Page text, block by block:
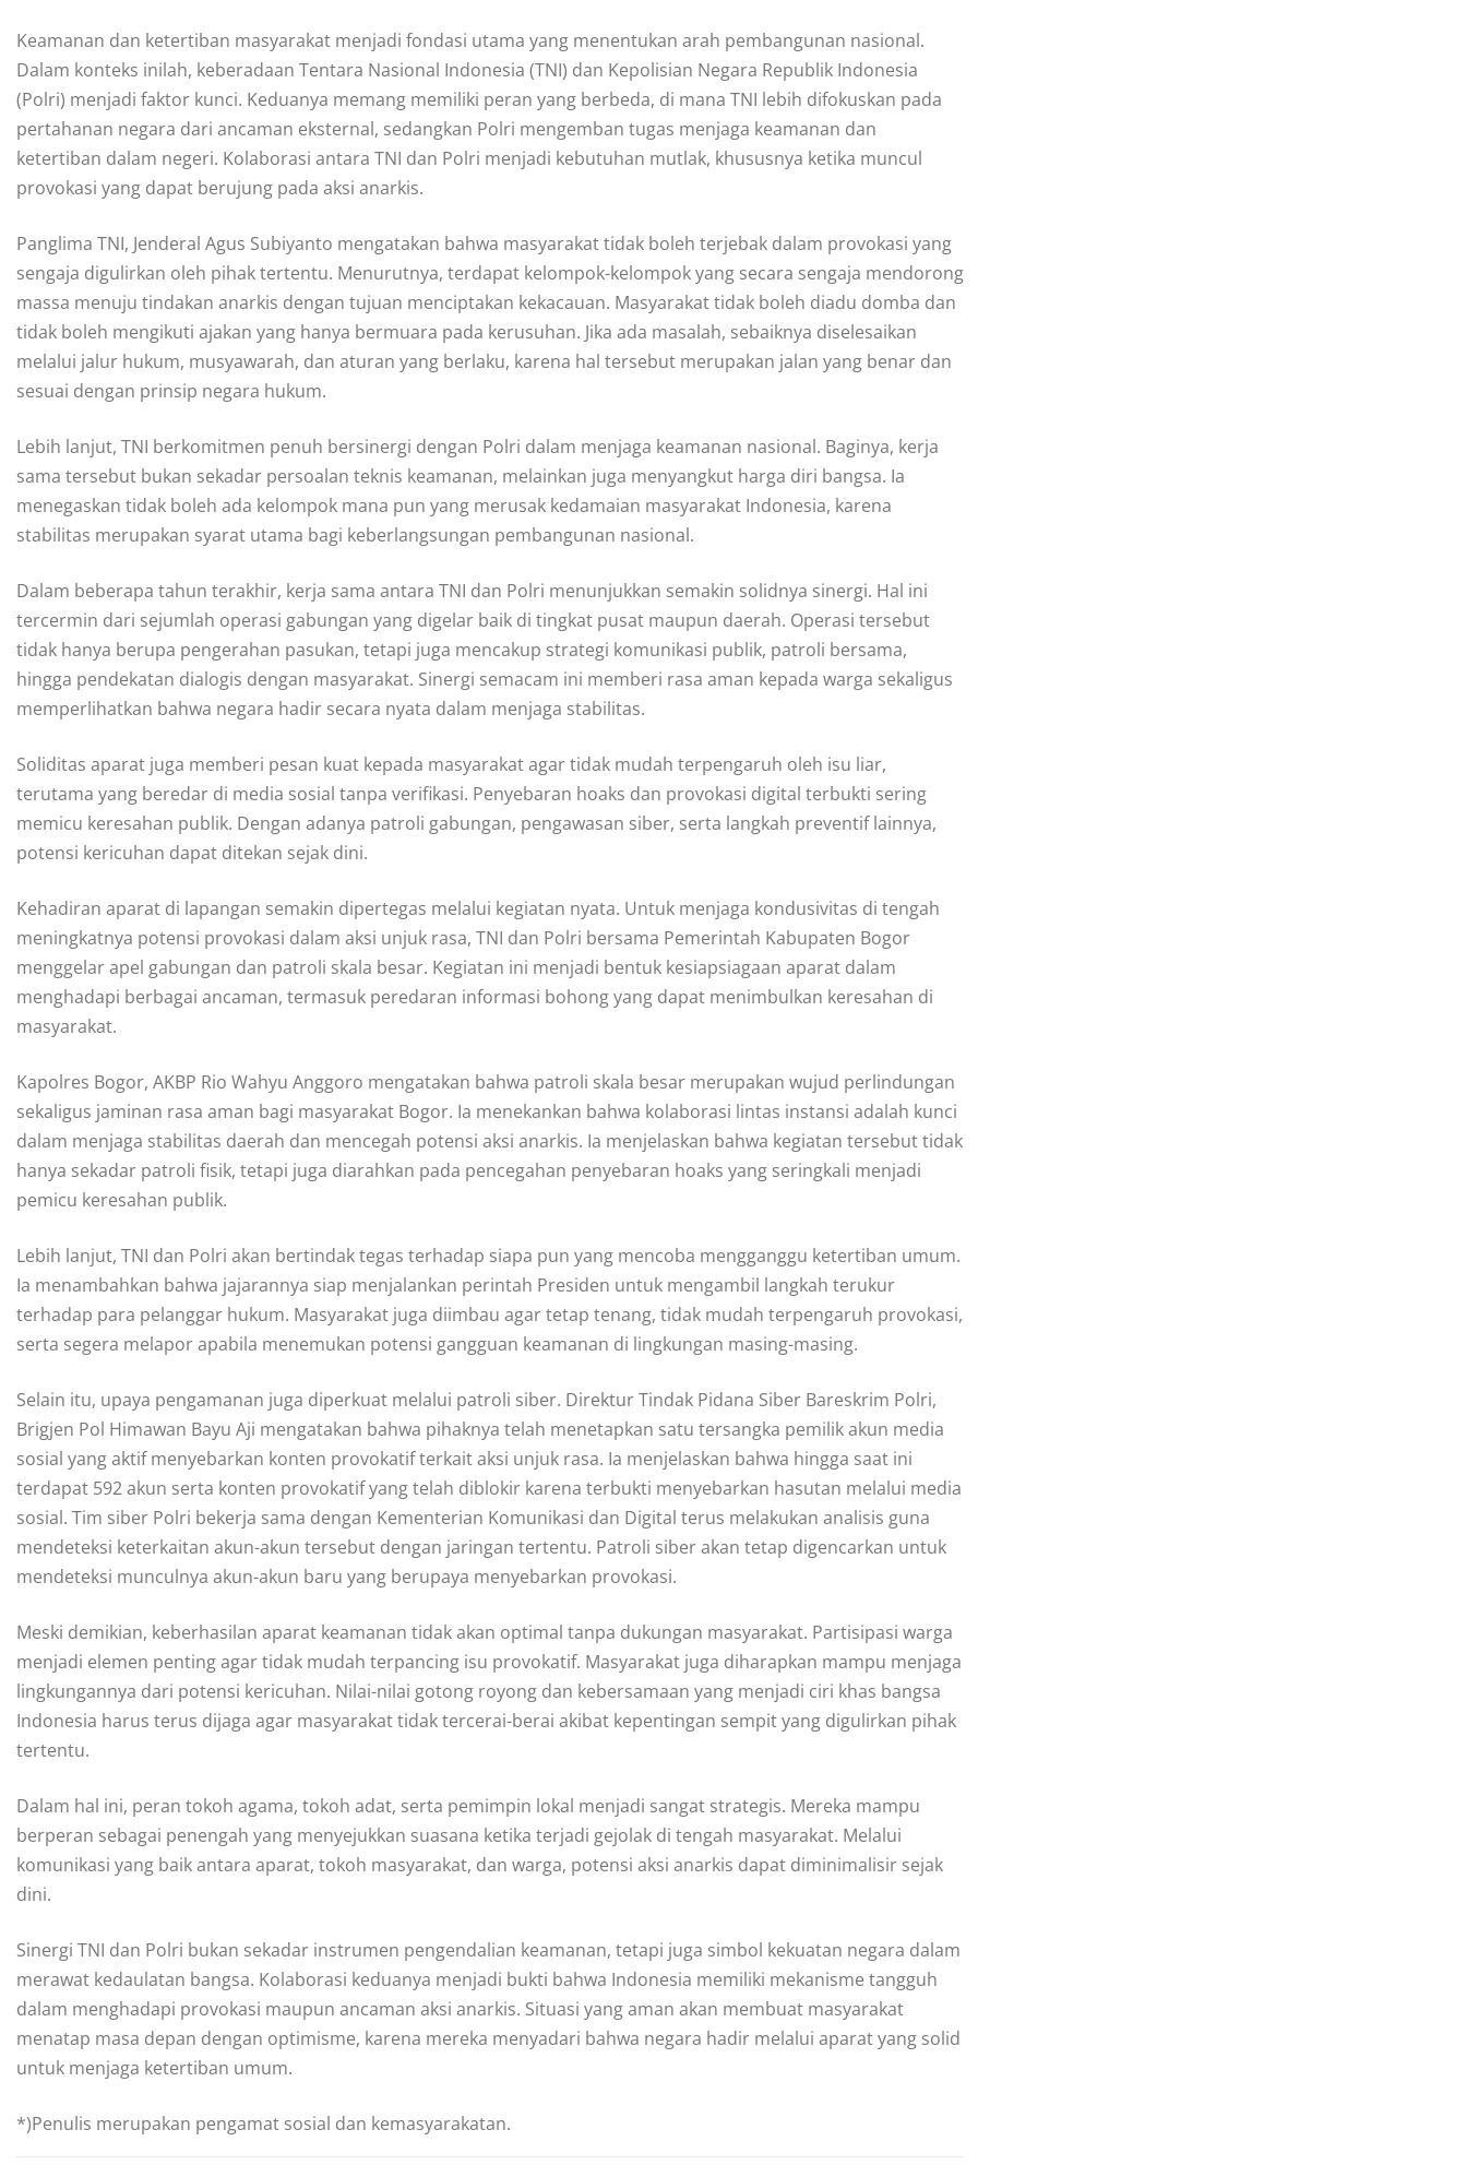
Keamanan dan ketertiban masyarakat menjadi fondasi utama yang menentukan arah pembangunan nasional.
Dalam konteks inilah, keberadaan Tentara Nasional Indonesia (TNI) dan Kepolisian Negara Republik Indonesia
(Polri) menjadi faktor kunci. Keduanya memang memiliki peran yang berbeda, di mana TNI lebih difokuskan pada
pertahanan negara dari ancaman eksternal, sedangkan Polri mengemban tugas menjaga keamanan dan
ketertiban dalam negeri. Kolaborasi antara TNI dan Polri menjadi kebutuhan mutlak, khususnya ketika muncul
provokasi yang dapat berujung pada aksi anarkis.
Panglima TNI, Jenderal Agus Subiyanto mengatakan bahwa masyarakat tidak boleh terjebak dalam provokasi yang
sengaja digulirkan oleh pihak tertentu. Menurutnya, terdapat kelompok-kelompok yang secara sengaja mendorong
massa menuju tindakan anarkis dengan tujuan menciptakan kekacauan. Masyarakat tidak boleh diadu domba dan
tidak boleh mengikuti ajakan yang hanya bermuara pada kerusuhan. Jika ada masalah, sebaiknya diselesaikan
melalui jalur hukum, musyawarah, dan aturan yang berlaku, karena hal tersebut merupakan jalan yang benar dan
sesuai dengan prinsip negara hukum.
Lebih lanjut, TNI berkomitmen penuh bersinergi dengan Polri dalam menjaga keamanan nasional. Baginya, kerja
sama tersebut bukan sekadar persoalan teknis keamanan, melainkan juga menyangkut harga diri bangsa. Ia
menegaskan tidak boleh ada kelompok mana pun yang merusak kedamaian masyarakat Indonesia, karena
stabilitas merupakan syarat utama bagi keberlangsungan pembangunan nasional.
Dalam beberapa tahun terakhir, kerja sama antara TNI dan Polri menunjukkan semakin solidnya sinergi. Hal ini
tercermin dari sejumlah operasi gabungan yang digelar baik di tingkat pusat maupun daerah. Operasi tersebut
tidak hanya berupa pengerahan pasukan, tetapi juga mencakup strategi komunikasi publik, patroli bersama,
hingga pendekatan dialogis dengan masyarakat. Sinergi semacam ini memberi rasa aman kepada warga sekaligus
memperlihatkan bahwa negara hadir secara nyata dalam menjaga stabilitas.
Soliditas aparat juga memberi pesan kuat kepada masyarakat agar tidak mudah terpengaruh oleh isu liar,
terutama yang beredar di media sosial tanpa verifikasi. Penyebaran hoaks dan provokasi digital terbukti sering
memicu keresahan publik. Dengan adanya patroli gabungan, pengawasan siber, serta langkah preventif lainnya,
potensi kericuhan dapat ditekan sejak dini.
Kehadiran aparat di lapangan semakin dipertegas melalui kegiatan nyata. Untuk menjaga kondusivitas di tengah
meningkatnya potensi provokasi dalam aksi unjuk rasa, TNI dan Polri bersama Pemerintah Kabupaten Bogor
menggelar apel gabungan dan patroli skala besar. Kegiatan ini menjadi bentuk kesiapsiagaan aparat dalam
menghadapi berbagai ancaman, termasuk peredaran informasi bohong yang dapat menimbulkan keresahan di
masyarakat.
Kapolres Bogor, AKBP Rio Wahyu Anggoro mengatakan bahwa patroli skala besar merupakan wujud perlindungan
sekaligus jaminan rasa aman bagi masyarakat Bogor. Ia menekankan bahwa kolaborasi lintas instansi adalah kunci
dalam menjaga stabilitas daerah dan mencegah potensi aksi anarkis. Ia menjelaskan bahwa kegiatan tersebut tidak
hanya sekadar patroli fisik, tetapi juga diarahkan pada pencegahan penyebaran hoaks yang seringkali menjadi
pemicu keresahan publik.
Lebih lanjut, TNI dan Polri akan bertindak tegas terhadap siapa pun yang mencoba mengganggu ketertiban umum.
Ia menambahkan bahwa jajarannya siap menjalankan perintah Presiden untuk mengambil langkah terukur
terhadap para pelanggar hukum. Masyarakat juga diimbau agar tetap tenang, tidak mudah terpengaruh provokasi,
serta segera melapor apabila menemukan potensi gangguan keamanan di lingkungan masing-masing.
Selain itu, upaya pengamanan juga diperkuat melalui patroli siber. Direktur Tindak Pidana Siber Bareskrim Polri,
Brigjen Pol Himawan Bayu Aji mengatakan bahwa pihaknya telah menetapkan satu tersangka pemilik akun media
sosial yang aktif menyebarkan konten provokatif terkait aksi unjuk rasa. Ia menjelaskan bahwa hingga saat ini
terdapat 592 akun serta konten provokatif yang telah diblokir karena terbukti menyebarkan hasutan melalui media
sosial. Tim siber Polri bekerja sama dengan Kementerian Komunikasi dan Digital terus melakukan analisis guna
mendeteksi keterkaitan akun-akun tersebut dengan jaringan tertentu. Patroli siber akan tetap digencarkan untuk
mendeteksi munculnya akun-akun baru yang berupaya menyebarkan provokasi.
Meski demikian, keberhasilan aparat keamanan tidak akan optimal tanpa dukungan masyarakat. Partisipasi warga
menjadi elemen penting agar tidak mudah terpancing isu provokatif. Masyarakat juga diharapkan mampu menjaga
lingkungannya dari potensi kericuhan. Nilai-nilai gotong royong dan kebersamaan yang menjadi ciri khas bangsa
Indonesia harus terus dijaga agar masyarakat tidak tercerai-berai akibat kepentingan sempit yang digulirkan pihak
tertentu.
Dalam hal ini, peran tokoh agama, tokoh adat, serta pemimpin lokal menjadi sangat strategis. Mereka mampu
berperan sebagai penengah yang menyejukkan suasana ketika terjadi gejolak di tengah masyarakat. Melalui
komunikasi yang baik antara aparat, tokoh masyarakat, dan warga, potensi aksi anarkis dapat diminimalisir sejak
dini.
Sinergi TNI dan Polri bukan sekadar instrumen pengendalian keamanan, tetapi juga simbol kekuatan negara dalam
merawat kedaulatan bangsa. Kolaborasi keduanya menjadi bukti bahwa Indonesia memiliki mekanisme tangguh
dalam menghadapi provokasi maupun ancaman aksi anarkis. Situasi yang aman akan membuat masyarakat
menatap masa depan dengan optimisme, karena mereka menyadari bahwa negara hadir melalui aparat yang solid
untuk menjaga ketertiban umum.
*)Penulis merupakan pengamat sosial dan kemasyarakatan.